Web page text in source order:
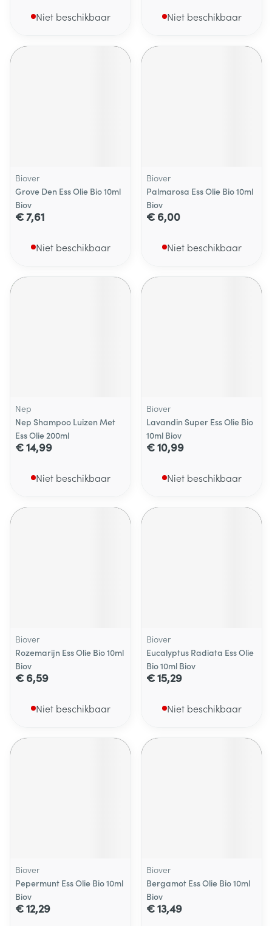
Niet beschikbaar Niet beschikbaar
Biover
Grove Den Ess Olie Bio 10ml
Biov
€ 7,61
Niet beschikbaar
Biover
Palmarosa Ess Olie Bio 10ml
Biov
€ 6,00
Niet beschikbaar
Nep
Nep Shampoo Luizen Met
Ess Olie 200ml
€ 14,99
Niet beschikbaar
Biover
Lavandin Super Ess Olie Bio
10ml Biov
€ 10,99
Niet beschikbaar
Biover
Rozemarijn Ess Olie Bio 10ml
Biov
€ 6,59
Niet beschikbaar
Biover
Eucalyptus Radiata Ess Olie
Bio 10ml Biov
€ 15,29
Niet beschikbaar
Biover
Pepermunt Ess Olie Bio 10ml
Biov
€ 12,29
Biover
Bergamot Ess Olie Bio 10ml
Biov
€ 13,49